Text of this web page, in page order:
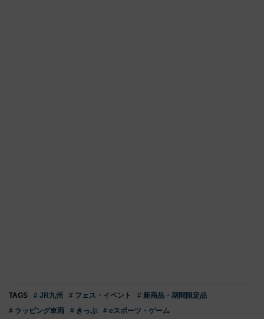
TAGS # JR九州 # フェス・イベント
# 新商品・期間限定品
# ラッピング車両
# きっぷ # eスポーツ・ゲーム